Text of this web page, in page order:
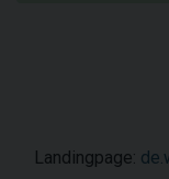
Landingpage: